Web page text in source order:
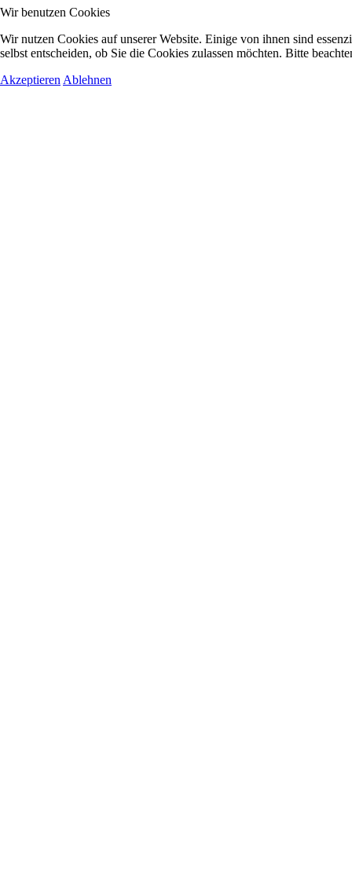
Wir benutzen Cookies
Wir nutzen Cookies auf unserer Website. Einige von ihnen sind
selbst entscheiden, ob Sie die Cookies zulassen möchten. Bitte
Akzeptieren Ablehnen